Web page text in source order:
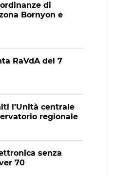
di
Bornyon e
RaVdA del 7
l’Unità centrale
regionale
senza
70